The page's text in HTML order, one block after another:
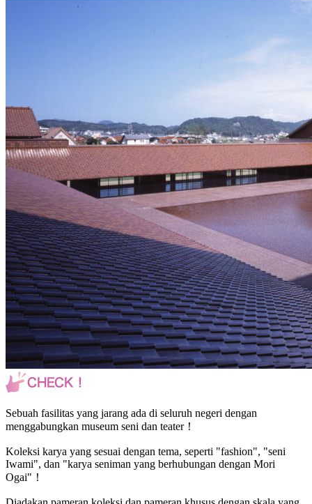
Sebuah fasilitas yang jarang ada di seluruh negeri dengan
menggabungkan museum seni dan teater！
Koleksi karya yang sesuai dengan tema, seperti "fashion", "seni
Iwami", dan "karya seniman yang berhubungan dengan Mori
Ogai"！